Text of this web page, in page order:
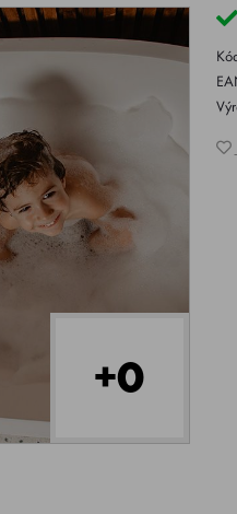
+0